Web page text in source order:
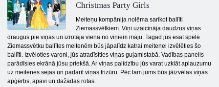
Christmas Party Girls
Meiteņu kompānija nolēma sarīkot ballīti
Ziemassvētkiem. Viņi uzaicināja daudzus viņas
draugus pie viņas un izrotāja viena no viņiem māju. Tagad jūs esat spēlē
Ziemassvētku ballītes meitenēm būs jāpalīdz katrai meitenei izvēlēties šo
ballīti. Izvēloties varoni, jūs atradīsities viņas guļamistabā. Vadības panelis
parādīsies ekrānā jūsu priekšā. Ar viņas palīdzību jūs varat uzklāt aplauzumu
uz meitenes sejas un padarīt viņas frizūru. Pēc tam jums būs jāizvēlas viņas
apģērbs, apavi un dažādas rotas.